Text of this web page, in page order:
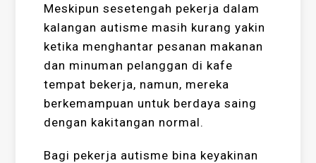
Meskipun sesetengah pekerja dalam
kalangan autisme masih kurang yakin
ketika menghantar pesanan makanan
dan minuman pelanggan di kafe
tempat bekerja, namun, mereka
berkemampuan untuk berdaya saing
dengan kakitangan normal.
Bagi pekerja autisme bina keyakinan